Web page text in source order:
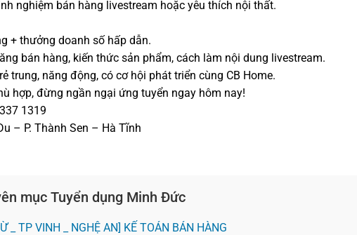
nghiệm bán hàng livestream hoặc yêu thích nội thất.
+ thưởng doanh số hấp dẫn.
bán hàng, kiến thức sản phẩm, cách làm nội dung livestream.
trung, năng động, có cơ hội phát triển cùng CB Home.
hợp, đừng ngần ngại ứng tuyển ngay hôm nay!
1319
– P. Thành Sen – Hà Tĩnh
mục Tuyển dụng Minh Đức
_ TP VINH _ NGHỆ AN] KẾ TOÁN BÁN HÀNG